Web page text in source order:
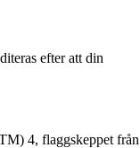
efter att din
4, flaggskeppet från